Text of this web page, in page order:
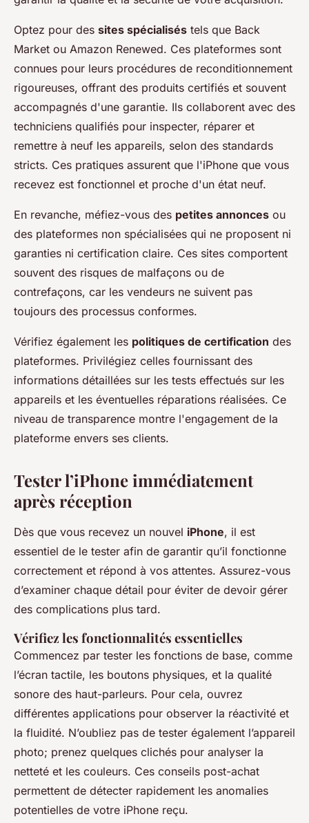
Optez pour des sites spécialisés tels que Back
Market ou Amazon Renewed. Ces plateformes sont
connues pour leurs procédures de reconditionnement
rigoureuses, offrant des produits certifiés et souvent
accompagnés d'une garantie. Ils collaborent avec des
techniciens qualifiés pour inspecter, réparer et
remettre à neuf les appareils, selon des standards
stricts. Ces pratiques assurent que l'iPhone que vous
recevez est fonctionnel et proche d'un état neuf.
En revanche, méfiez-vous des petites annonces ou
des plateformes non spécialisées qui ne proposent ni
garanties ni certification claire. Ces sites comportent
souvent des risques de malfaçons ou de
contrefaçons, car les vendeurs ne suivent pas
toujours des processus conformes.
Vérifiez également les politiques de certification des
plateformes. Privilégiez celles fournissant des
informations détaillées sur les tests effectués sur les
appareils et les éventuelles réparations réalisées. Ce
niveau de transparence montre l'engagement de la
plateforme envers ses clients.
Tester l’iPhone immédiatement
après réception
Dès que vous recevez un nouvel iPhone, il est
essentiel de le tester afin de garantir qu’il fonctionne
correctement et répond à vos attentes. Assurez-vous
d’examiner chaque détail pour éviter de devoir gérer
des complications plus tard.
Vérifiez les fonctionnalités essentielles
Commencez par tester les fonctions de base, comme
l’écran tactile, les boutons physiques, et la qualité
sonore des haut-parleurs. Pour cela, ouvrez
différentes applications pour observer la réactivité et
la fluidité. N’oubliez pas de tester également l’appareil
photo; prenez quelques clichés pour analyser la
netteté et les couleurs. Ces conseils post-achat
permettent de détecter rapidement les anomalies
potentielles de votre iPhone reçu.